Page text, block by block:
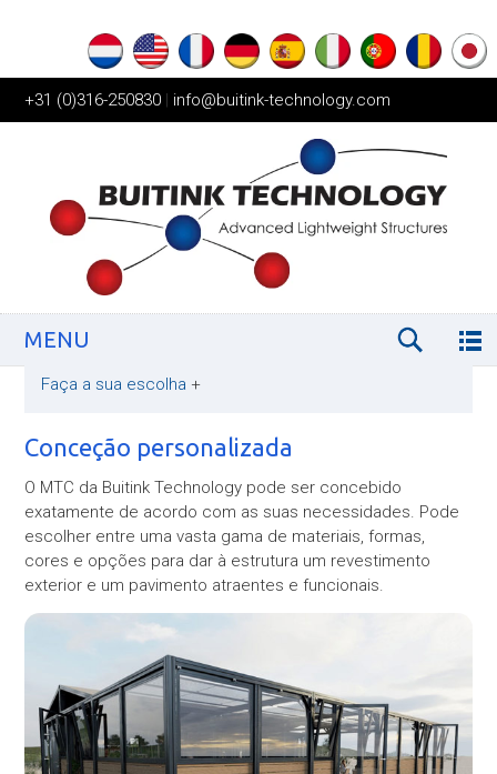
+31 (0)316-250830 | info@buitink-technology.com
MENU
Faça a sua escolha +
Conceção personalizada
O MTC da Buitink Technology pode ser concebido
exatamente de acordo com as suas necessidades. Pode
escolher entre uma vasta gama de materiais, formas,
cores e opções para dar à estrutura um revestimento
exterior e um pavimento atraentes e funcionais.